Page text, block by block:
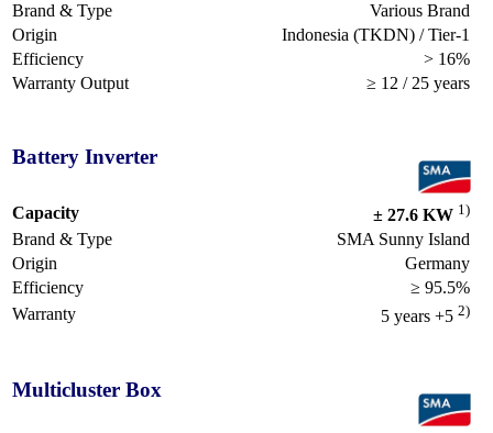
Brand & Type
Various Brand
Origin
Indonesia (TKDN) / Tier-1
Efficiency
> 16%
Warranty Output
≥ 12 / 25 years
Battery Inverter
Capacity ± 27.6 KW 1)
Brand & Type
SMA Sunny Island
Origin
Germany
Efficiency
≥ 95.5%
Warranty
5 years +5 2)
Multicluster Box